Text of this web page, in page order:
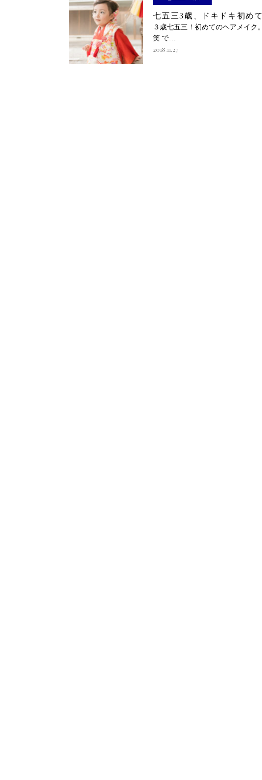
七五三3歳、ドキドキ初め
３歳七五三！初めてのヘアメイク
笑 で…
2018.11.27